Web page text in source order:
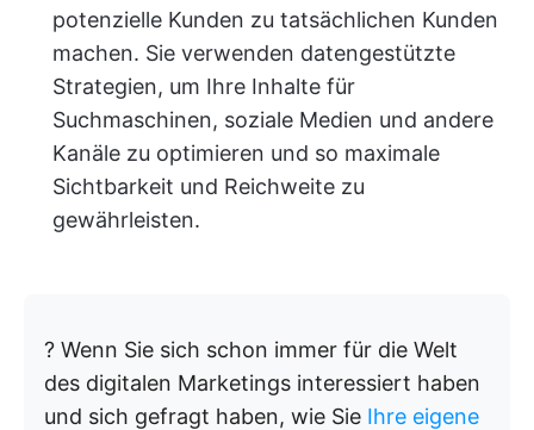
potenzielle Kunden zu tatsächlichen Kunden
machen. Sie verwenden datengestützte
Strategien, um Ihre Inhalte für
Suchmaschinen, soziale Medien und andere
Kanäle zu optimieren und so maximale
Sichtbarkeit und Reichweite zu
gewährleisten.
? Wenn Sie sich schon immer für die Welt
des digitalen Marketings interessiert haben
und sich gefragt haben, wie Sie Ihre eigene